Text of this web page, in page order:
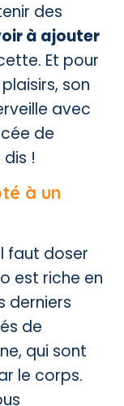
des
à ajouter
Et pour
son
avec
de
!
à un
faut doser
est riche en
derniers
de
qui sont
le corps.